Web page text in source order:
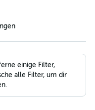
einige Filter,
alle Filter, um dir